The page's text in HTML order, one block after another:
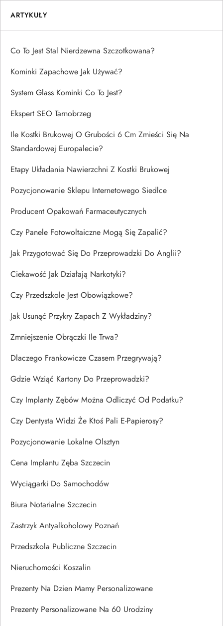
ARTYKUŁY
Co To Jest Stal Nierdzewna Szczotkowana?
Kominki Zapachowe Jak Używać?
System Glass Kominki Co To Jest?
Ekspert SEO Tarnobrzeg
Ile Kostki Brukowej O Grubości 6 Cm Zmieści Się Na
Standardowej Europalecie?
Etapy Układania Nawierzchni Z Kostki Brukowej
Pozycjonowanie Sklepu Internetowego Siedlce
Producent Opakowań Farmaceutycznych
Czy Panele Fotowoltaiczne Mogą Się Zapalić?
Jak Przygotować Się Do Przeprowadzki Do Anglii?
Ciekawość Jak Działają Narkotyki?
Czy Przedszkole Jest Obowiązkowe?
Jak Usunąć Przykry Zapach Z Wykładziny?
Zmniejszenie Obrączki Ile Trwa?
Dlaczego Frankowicze Czasem Przegrywają?
Gdzie Wziąć Kartony Do Przeprowadzki?
Czy Implanty Zębów Można Odliczyć Od Podatku?
Czy Dentysta Widzi Że Ktoś Pali E-Papierosy?
Pozycjonowanie Lokalne Olsztyn
Cena Implantu Zęba Szczecin
Wyciągarki Do Samochodów
Biura Notarialne Szczecin
Zastrzyk Antyalkoholowy Poznań
Przedszkola Publiczne Szczecin
Nieruchomości Koszalin
Prezenty Na Dzien Mamy Personalizowane
Prezenty Personalizowane Na 60 Urodziny